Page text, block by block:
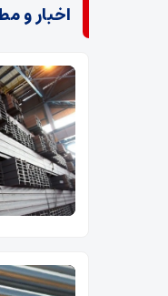
اخبار و